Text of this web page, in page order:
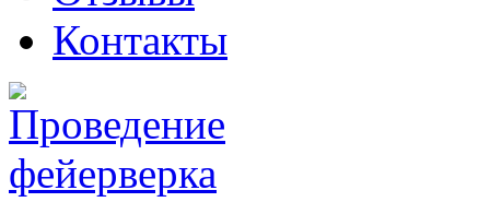
Контакты